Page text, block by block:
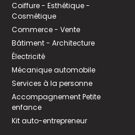
Coiffure - Esthétique -
Cosmétique
Commerce - Vente
Bâtiment - Architecture
Électricité
Mécanique automobile
Services à la personne
Accompagnement Petite
enfance
Kit auto-entrepreneur